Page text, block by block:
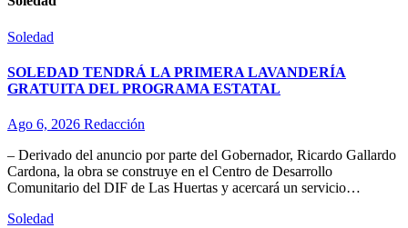
Soledad
SOLEDAD TENDRÁ LA PRIMERA LAVANDERÍA
GRATUITA DEL PROGRAMA ESTATAL
Ago 6, 2026 Redacción
– Derivado del anuncio por parte del Gobernador, Ricardo Gallardo
Cardona, la obra se construye en el Centro de Desarrollo
Comunitario del DIF de Las Huertas y acercará un servicio…
Soledad